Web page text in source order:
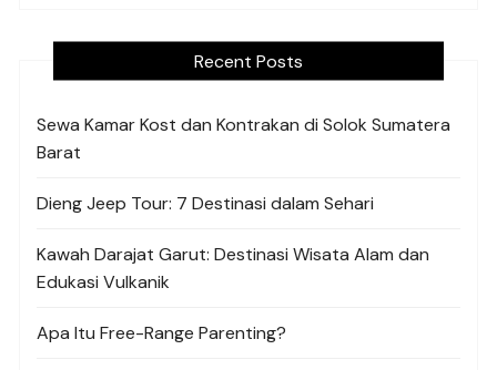
Recent Posts
Sewa Kamar Kost dan Kontrakan di Solok Sumatera
Barat
Dieng Jeep Tour: 7 Destinasi dalam Sehari
Kawah Darajat Garut: Destinasi Wisata Alam dan
Edukasi Vulkanik
Apa Itu Free-Range Parenting?